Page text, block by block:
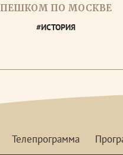
ПЕШКОМ ПО МОСКВЕ
#ИСТОРИЯ
Телепрограмма